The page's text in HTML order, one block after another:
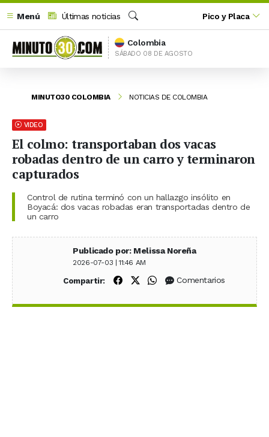
Menú
Últimas noticias
Buscar
Pico y Placa
Colombia
SÁBADO 08 DE AGOSTO
MINUTO30 COLOMBIA NOTICIAS DE COLOMBIA
VIDEO
El colmo: transportaban dos vacas
robadas dentro de un carro y terminaron
capturados
Control de rutina terminó con un hallazgo insólito en
Boyacá: dos vacas robadas eran transportadas dentro de
un carro
Publicado por: Melissa Noreña
2026-07-03 | 11:46 AM
Compartir: Compartir en Facebook
Compartir en X (Twitter)
Compartir en WhatsApp
Comentarios